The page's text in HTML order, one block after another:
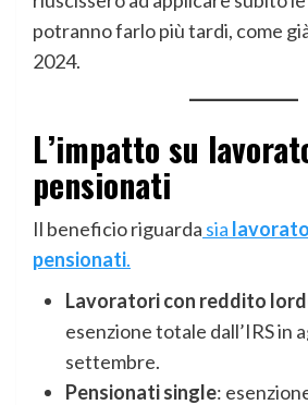
potranno farlo più tardi, come
2024.
L’impatto su
pensionati
Il beneficio riguarda sia
pensionati.
Lavoratori con reddito
esenzione totale dall’IRS in
settembre.
Pensionati single: